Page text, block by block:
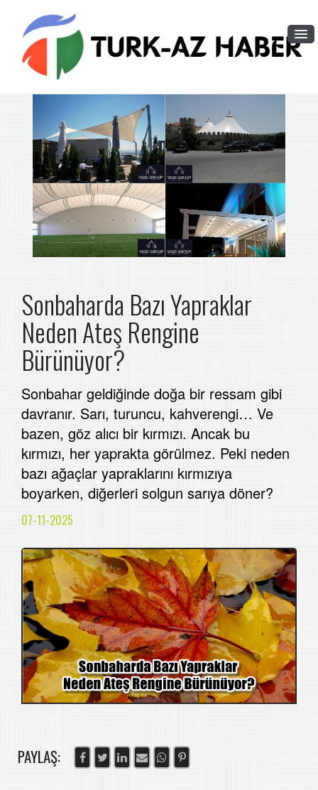
Sonbaharda Bazı Yapraklar
Neden Ateş Rengine
Bürünüyor?
Sonbahar geldiğinde doğa bir ressam gibi
davranır. Sarı, turuncu, kahverengi… Ve
bazen, göz alıcı bir kırmızı. Ancak bu
kırmızı, her yaprakta görülmez. Peki neden
bazı ağaçlar yapraklarını kırmızıya
boyarken, diğerleri solgun sarıya döner?
07-11-2025
PAYLAŞ: